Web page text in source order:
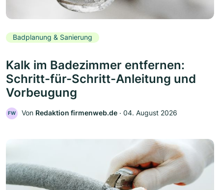
Badplanung & Sanierung
Kalk im Badezimmer entfernen:
Schritt-für-Schritt-Anleitung und
Vorbeugung
FW Von Redaktion firmenweb.de ‧ 04. August 2026